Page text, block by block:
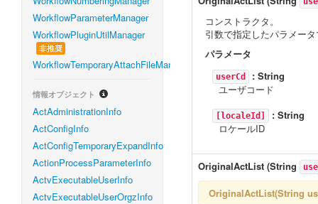
WorkflowParameterManager
WorkflowPluginUtilManager
非推奨
WorkflowTemporaryAttachFileManager
情報オブジェクト
ActAdministrationInfo
ActConfigInfo
ActConfigTemporaryExpandInfo
ActionProcessParameterInfo
ActvExecutableUserInfo
ActvExecutableUserOrgzInfo
コンストラクタ。
引数で指定したパラメー
パラメータ
userCd : String
ユーザコード
[localeId] : String
ロケールID
OriginalActList (String
OriginalActList(String